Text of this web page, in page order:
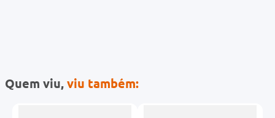
Quem viu,viu também: